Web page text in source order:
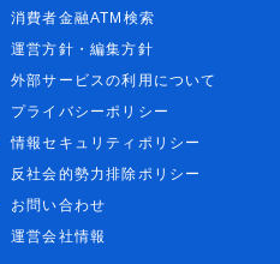
消費者金融ATM検索
運営方針・編集方針
外部サービスの利用について
プライバシーポリシー
情報セキュリティポリシー
反社会的勢力排除ポリシー
お問い合わせ
運営会社情報